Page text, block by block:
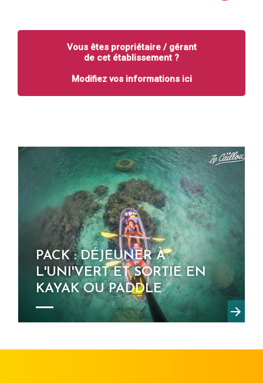
Vous êtes propriétaire / gérant
de cet établissement ?
Modifiez vos informations ici
PACK : DÉJEUNER À
L'UNI'VERT ET SORTIE EN
KAYAK OU PADDLE